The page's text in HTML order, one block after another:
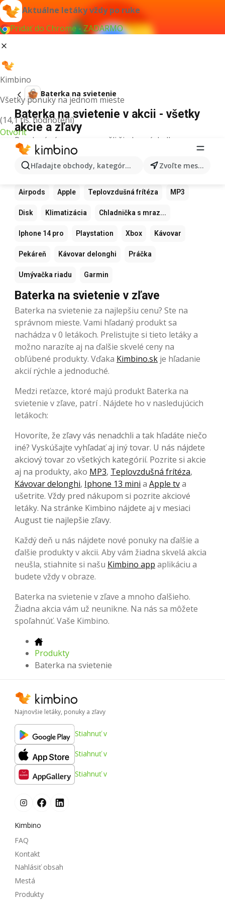
Aktuálne letáky vždy po ruke
Pridať do Chrome - ZADARMO
Kimbino
Všetky ponuky na jednom mieste
(14,1 tis. hodnotení)
Otvoriť
Hľadajte obchody, kategórie, produkty... Zvoľte mesto
Baterka na svietenie
Baterka na svietenie v akcii - všetky
akcie a zľavy
Pre daný výraz sme nenašli žiadne výsledky.
Ďalšie obľúbené produkty
Samsung Xiaomi Apple Watch
Airpods Apple Teplovzdušná frítéza MP3
Disk Klimatizácia Chladnička s mraz...
Iphone 14 pro Playstation Xbox Kávovar
Pekáreň Kávovar delonghi Práčka
Umývačka riadu Garmin
Baterka na svietenie v zľave
Baterka na svietenie za najlepšiu cenu? Ste na
správnom mieste. Vami hľadaný produkt sa
nachádza v 0 letákoch. Prelistujte si tieto letáky a
možno narazíte aj na ďalšie skvelé ceny na
obľúbené produkty. Vďaka Kimbino.sk je hľadanie
akcií rýchle a jednoduché.
Medzi reťazce, ktoré majú produkt Baterka na
svietenie v zľave, patrí . Nájdete ho v nasledujúcich
letákoch:
Hovoríte, že zľavy vás nenadchli a tak hľadáte niečo
iné? Vyskúšajte vyhľadať aj iný tovar. U nás nájdete
akciový tovar zo všetkých kategórií. Pozrite si akcie
aj na produkty, ako MP3, Teplovzdušná frítéza,
Kávovar delonghi, Iphone 13 mini a Apple tva
ušetrite. Vždy pred nákupom si pozrite akciové
letáky. Na stránke Kimbino nájdete aj v mesiaci
August tie najlepšie zľavy.
Každý deň u nás nájdete nové ponuky na ďalšie a
ďalšie produkty v akcii. Aby vám žiadna skvelá akcia
neušla, stiahnite si našu Kimbino app aplikáciu a
budete vždy v obraze.
Baterka na svietenie v zľave a mnoho ďalšieho.
Žiadna akcia vám už neunikne. Na nás sa môžete
spoľahnúť. Vaše Kimbino.
Produkty
Baterka na svietenie
Najnovšie letáky, ponuky a zľavy
Stiahnuť v
Stiahnuť v
Stiahnuť v
Kimbino
FAQ
Kontakt
Nahlásiť obsah
Mestá
Produkty